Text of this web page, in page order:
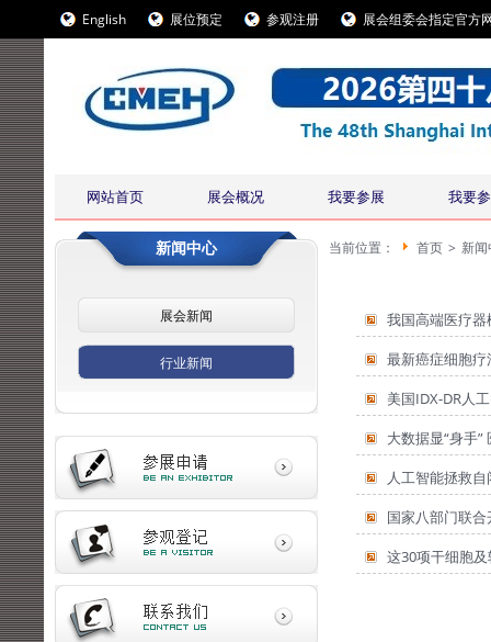
English 展位预定 参观注册 展会组委会指定官方
网站首页 展会概况 我要参展 我要
新闻中心
展会新闻
行业新闻
当前位置： 首页 > 新
我国高端医疗
最新癌症细胞
美国IDX-DR人
大数据显“身手
人工智能拯救
国家八部门联
这30项干细胞